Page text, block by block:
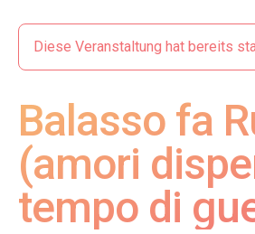
Diese Veranstaltung hat bereits
Balasso fa
(amori
tempo di